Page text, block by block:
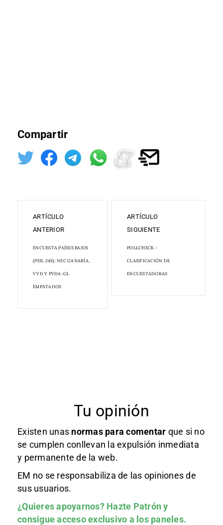
Compartir
ARTÍCULO
ANTERIOR
ENCUESTA PAÍSES BAJOS
(PEIL 24S): NSC GANARÍA,
VVD Y PVDA-GL
EMPATADOS
ARTÍCULO
SIGUIENTE
POLLCHECK -
CLASIFICACIÓN DE
ENCUESTADORAS
Tu opinión
Existen unas normas para comentar que si no
se cumplen conllevan la expulsión inmediata
y permanente de la web.
EM no se responsabiliza de las opiniones de
sus usuarios.
¿Quieres apoyarnos? Hazte Patróny
consigue acceso exclusivo a los paneles.